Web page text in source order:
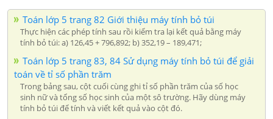
Toán lớp 5 trang 82 Giới thiệu máy tính bỏ túi
Thực hiện các phép tính sau rồi kiểm tra lại kết quả bằng máy
tính bỏ túi: a) 126,45 + 796,892; b) 352,19 – 189,471;
Toán lớp 5 trang 83, 84 Sử dụng máy tính bỏ túi để giải
toán về tỉ số phần trăm
Trong bảng sau, cột cuối cùng ghi tỉ số phần trăm của số học
sinh nữ và tổng số học sinh của một sô trường. Hãy dùng máy
tính bỏ túi để tính và viết kết quả vào cột đó.